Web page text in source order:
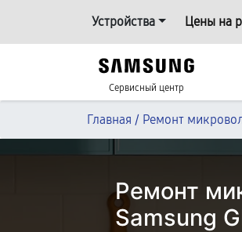
Устройства Цены на
Сервисный центр
Главная / Ремонт
Ремонт
Samsung